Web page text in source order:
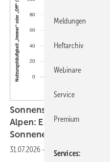
Sonnenschutz beim
Alpen: Eine quantitative
31.07.2026 - JUNGE
Meldungen
Heftarchiv
Webinare
Service
Premium
Services